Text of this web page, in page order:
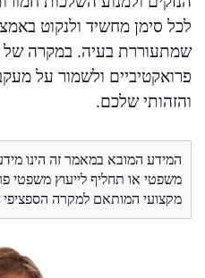
לכל סימן מחשיד ולנקוט
שמתעוררת בעיה. במקרה של
פרואקטיביים ולשמור על
והזהותי שלכם.
המידע המובא במאמר זה הינו מידע
משפטי או תחליף לייעוץ משפטי
מקצועי המותאם למקרה הספציפי